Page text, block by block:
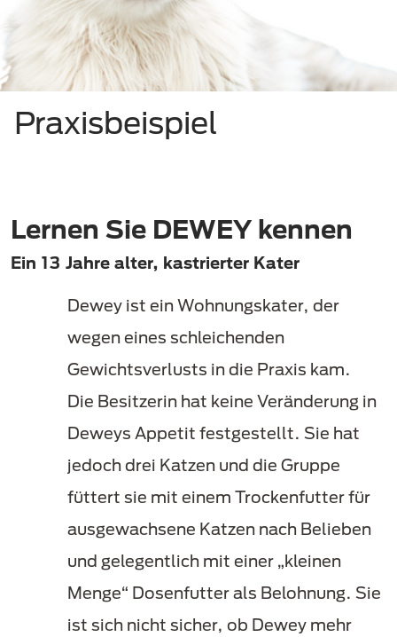
Praxisbeispiel
Lernen Sie DEWEY kennen
Ein 13 Jahre alter, kastrierter Kater
Dewey ist ein Wohnungskater, der
wegen eines schleichenden
Gewichtsverlusts in die Praxis kam.
Die Besitzerin hat keine Veränderung in
Deweys Appetit festgestellt. Sie hat
jedoch drei Katzen und die Gruppe
füttert sie mit einem Trockenfutter für
ausgewachsene Katzen nach Belieben
und gelegentlich mit einer „kleinen
Menge“ Dosenfutter als Belohnung. Sie
ist sich nicht sicher, ob Dewey mehr